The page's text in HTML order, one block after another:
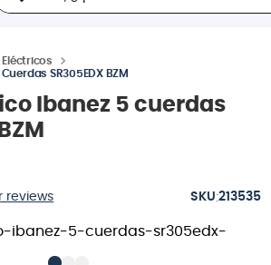
Eléctricos
SR305EDX BZM
Ibanez 5 cuerdas
reviews :213535